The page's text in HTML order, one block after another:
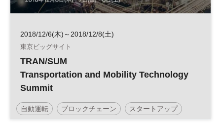
2018/12/6(木)～2018/12/8(土)
東京ビッグサイト
TRAN/SUM
Transportation and Mobility Technology
Summit
自動運転 ブロックチェーン スタートアップ